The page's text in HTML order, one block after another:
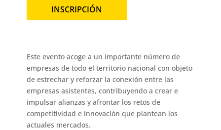
INSCRIPCIÓN
Este evento acoge a un importante número de
empresas de todo el territorio nacional con objeto
de estrechar y reforzar la conexión entre las
empresas asistentes, contribuyendo a crear e
impulsar alianzas y afrontar los retos de
competitividad e innovación que plantean los
actuales mercados.